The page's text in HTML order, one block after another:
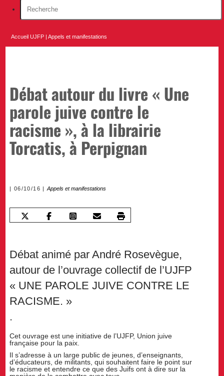
Accueil UJFP |Appels et manifestations
Débat autour du livre « Une
parole juive contre le
racisme », à la librairie
Torcatis, à Perpignan
06/10/16 Appels et manifestations
Débat animé par André Rosevègue,
autour de l’ouvrage collectif de l’UJFP
« UNE PAROLE JUIVE CONTRE LE
RACISME. »
.
Cet ouvrage est une initiative de l’UJFP, Union juive
française pour la paix.
Il s’adresse à un large public de jeunes, d’enseignants,
d’éducateurs, de militants, qui souhaitent faire le point sur
le racisme et entendre ce que des Juifs ont à dire sur la